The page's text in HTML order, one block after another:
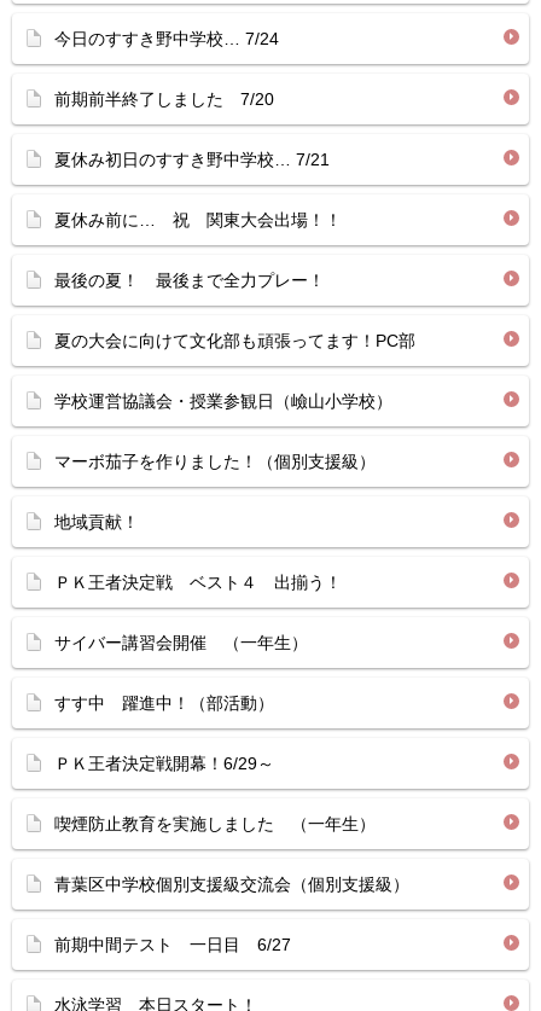
今日のすすき野中学校… 7/24
前期前半終了しました 7/20
夏休み初日のすすき野中学校… 7/21
夏休み前に… 祝 関東大会出場！！
最後の夏！ 最後まで全力プレー！
夏の大会に向けて文化部も頑張ってます！PC部
学校運営協議会・授業参観日（嶮山小学校）
マーボ茄子を作りました！（個別支援級）
地域貢献！
ＰＫ王者決定戦 ベスト４ 出揃う！
サイバー講習会開催 （一年生）
すす中 躍進中！（部活動）
ＰＫ王者決定戦開幕！6/29～
喫煙防止教育を実施しました （一年生）
青葉区中学校個別支援級交流会（個別支援級）
前期中間テスト 一日目 6/27
水泳学習 本日スタート！